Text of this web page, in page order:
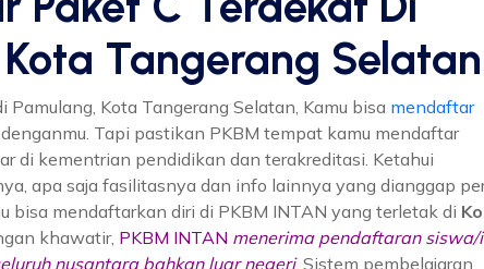
Tangerang Selatan
Pamulang, Kota Tangerang Selatan, Kamu bisa mendaftar
Tapi pastikan PKBM tempat kamu mendaftar
di kementrian pendidikan dan terakreditasi. Ketahui
apa saja fasilitasnya dan info lainnya yang dianggap
bisa mendaftarkan diri di PKBM INTAN yang terletak di
khawatir, PKBM INTAN menerima pendaftaran siswa/i
nusantara bahkan luar negeri. Sistem pembelajaran